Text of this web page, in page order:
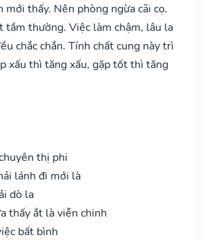
mới thấy. Nên phòng ngừa cãi cọ.
tầm thường. Việc làm chậm, lâu la
chắc chắn. Tính chất cung này trì
xấu thì tăng xấu, gặp tốt thì tăng
thị phi
lánh đi mới là
dò la
thấy ắt là viễn chinh
bất bình